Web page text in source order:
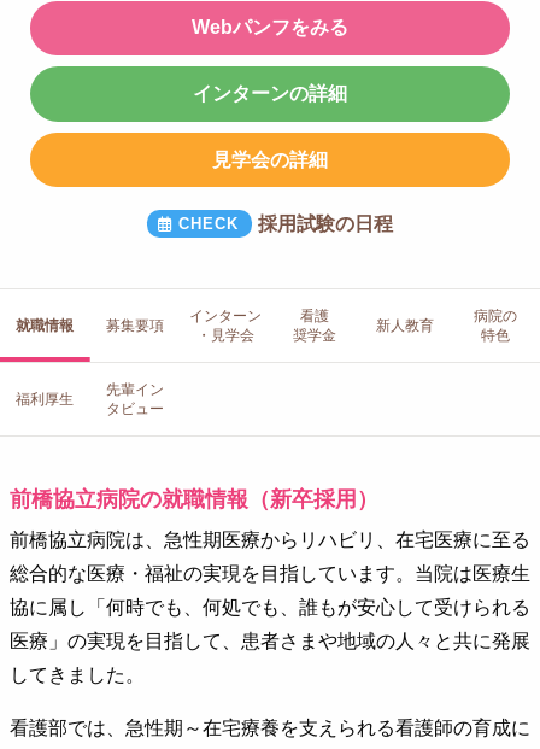
Webパンフをみる
インターンの詳細
見学会の詳細
採用試験の日程
就職情報 募集要項
インターン
・見学会
看護
奨学金
新人教育
病院の
特色
福利厚生
先輩イン
タビュー
前橋協立病院の就職情報（新卒採用）
前橋協立病院は、急性期医療からリハビリ、在宅医療に至る
総合的な医療・福祉の実現を目指しています。当院は医療生
協に属し「何時でも、何処でも、誰もが安心して受けられる
医療」の実現を目指して、患者さまや地域の人々と共に発展
してきました。
看護部では、急性期～在宅療養を支えられる看護師の育成に